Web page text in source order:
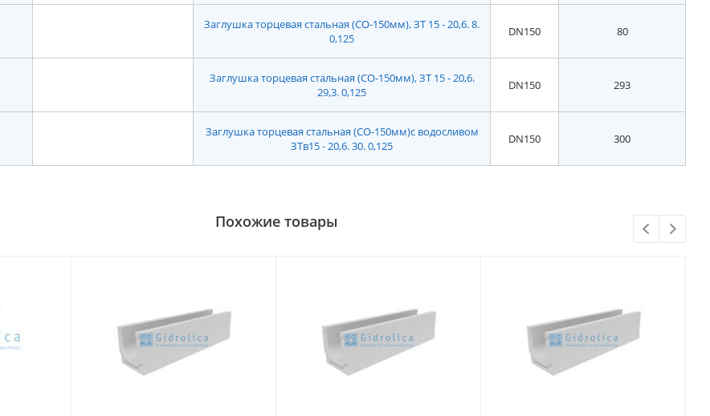
Заглушка торцевая стальная (СО-150мм), ЗТ 15 - 20,6. 8.
0,125
DN150 80
Заглушка торцевая стальная (СО-150мм), ЗТ 15 - 20,6.
29,3. 0,125
DN150 293
Заглушка торцевая стальная (СО-150мм)с водосливом
ЗТв15 - 20,6. 30. 0,125
DN150 300
Похожие товары